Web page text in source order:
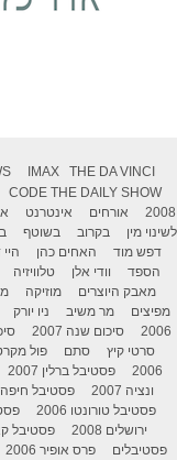
IMAX
THE DA VINCI
CODE THE DAILY SHOW
2008
אורחים אינטרנט
לשינוי מין
בקרוב בשוטף
דפש מוד
האחים כהן
הספד
וודי אלן טלוויזיה
מאבק היוצרים
מוזיקה
מפיצים
מר משיב ניו יורק
2006
סיכום שנה 2007
סרטי קיץ
סתם פול
2006
פסטיבל ברלין 2007
ונציה 2007
פסטיבל חיפה 2006
פסטיבל טורונטו 2006
ירושלים 2008
פסטיבל קאן
פסטיבלים
פרס אופיר 2006